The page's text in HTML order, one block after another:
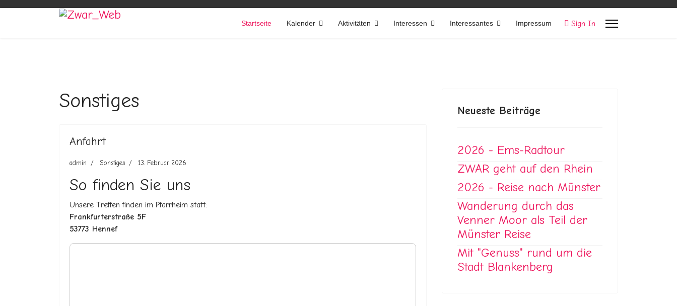
Startseite Kalender Aktivitäten Interessen Interessantes Impressum Sign In
Sonstiges
Anfahrt
admin Sonstiges 13. Februar 2026
So finden Sie uns
Unsere Treffen finden im Pfarrheim statt:
Frankfurterstraße 5F
53773 Hennef
Neueste Beiträge
2026 - Ems-Radtour
ZWAR geht auf den Rhein
2026 - Reise nach Münster
Wanderung durch das
Venner Moor als Teil der
Münster Reise
Mit "Genuss" rund um die
Stadt Blankenberg